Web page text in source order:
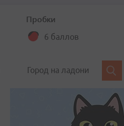
Пробки
6 баллов
Город на ладони